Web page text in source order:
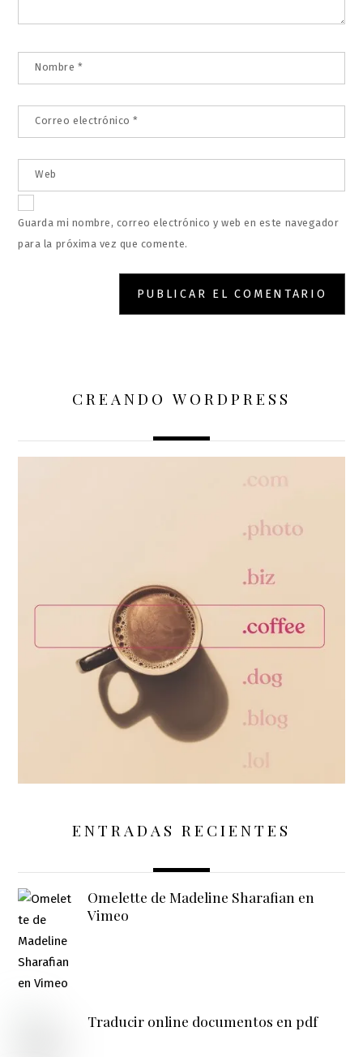
Nombre *
Correo electrónico*
Web
Guarda mi nombre, correo electrónico y web en este navegador
para la próxima vez que comente.
CREANDO WORDPRESS
ENTRADAS RECIENTES
Omelette de Madeline Sharafian en
Vimeo
Traducir online documentos en pdf